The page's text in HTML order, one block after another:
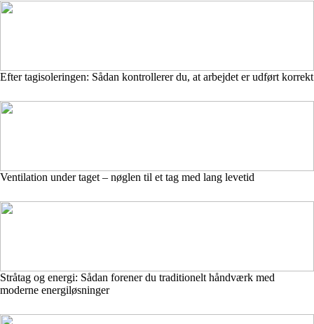
Efter tagisoleringen: Sådan kontrollerer du, at arbejdet er udført korrekt
Ventilation under taget – nøglen til et tag med lang levetid
Stråtag og energi: Sådan forener du traditionelt håndværk med
moderne energiløsninger